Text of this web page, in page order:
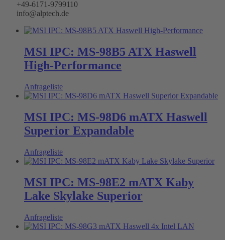
+49-6171-9799110
info@alptech.de
MSI IPC: MS-98B5 ATX Haswell
High-Performance
Anfrageliste
MSI IPC: MS-98D6 mATX Haswell
Superior Expandable
Anfrageliste
MSI IPC: MS-98E2 mATX Kaby
Lake Skylake Superior
Anfrageliste